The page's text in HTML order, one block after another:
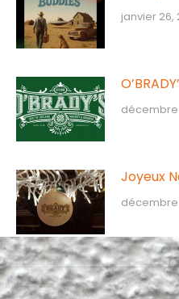
janvier 26,
décembre
Joyeux
décembre